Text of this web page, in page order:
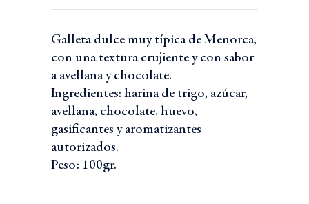
Galleta dulce muy típica de Menorca,
con una textura crujiente y con sabor
a avellana y chocolate.
Ingredientes: harina de trigo, azúcar,
avellana, chocolate, huevo,
gasificantes y aromatizantes
autorizados.
Peso: 100gr.